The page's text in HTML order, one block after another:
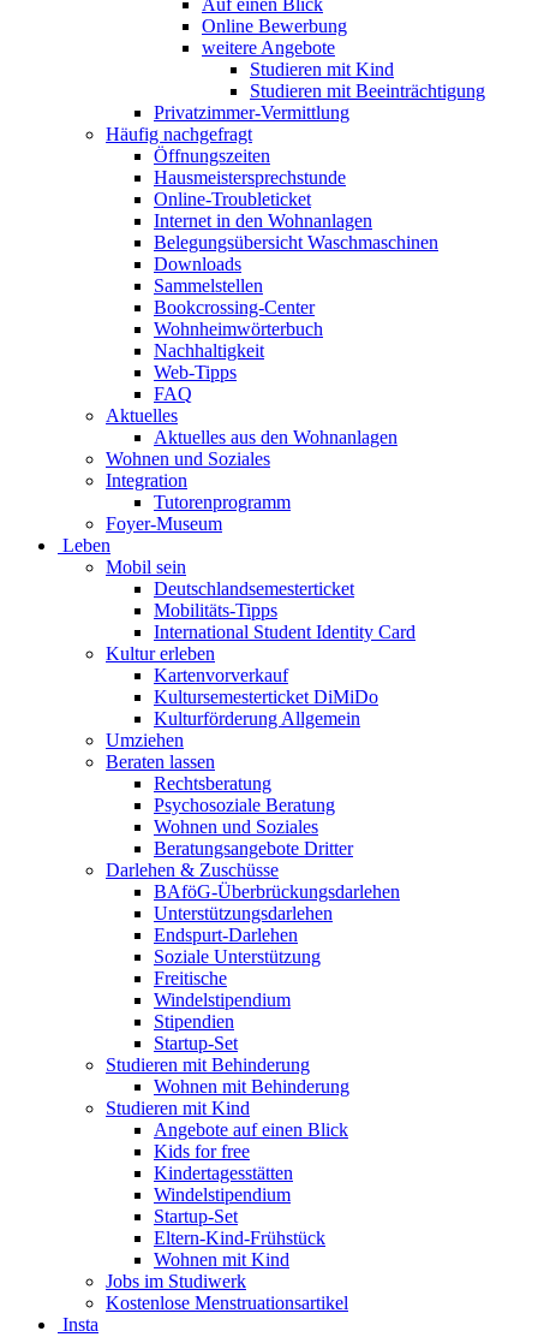
Auf einen Blick
Online Bewerbung
weitere Angebote
Studieren mit Kind
Studieren mit Beeinträchtigung
Privatzimmer-Vermittlung
Häufig nachgefragt
Öffnungszeiten
Hausmeistersprechstunde
Online-Troubleticket
Internet in den Wohnanlagen
Belegungsübersicht Waschmaschinen
Downloads
Sammelstellen
Bookcrossing-Center
Wohnheimwörterbuch
Nachhaltigkeit
Web-Tipps
FAQ
Aktuelles
Aktuelles aus den Wohnanlagen
Wohnen und Soziales
Integration
Tutorenprogramm
Foyer-Museum
Leben
Mobil sein
Deutschlandsemesterticket
Mobilitäts-Tipps
International Student Identity Card
Kultur erleben
Kartenvorverkauf
Kultursemesterticket DiMiDo
Kulturförderung Allgemein
Umziehen
Beraten lassen
Rechtsberatung
Psychosoziale Beratung
Wohnen und Soziales
Beratungsangebote Dritter
Darlehen & Zuschüsse
BAföG-Überbrückungsdarlehen
Unterstützungsdarlehen
Endspurt-Darlehen
Soziale Unterstützung
Freitische
Windelstipendium
Stipendien
Startup-Set
Studieren mit Behinderung
Wohnen mit Behinderung
Studieren mit Kind
Angebote auf einen Blick
Kids for free
Kindertagesstätten
Windelstipendium
Startup-Set
Eltern-Kind-Frühstück
Wohnen mit Kind
Jobs im Studiwerk
Kostenlose Menstruationsartikel
Insta